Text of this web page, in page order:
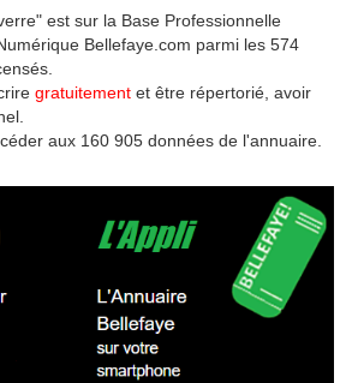
est sur la Base Professionnelle
Bellefaye.com parmi les 574
gratuitement et être répertorié, avoir
aux 160 905 données de l'annuaire.